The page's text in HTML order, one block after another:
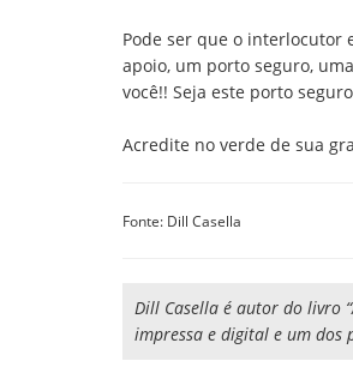
Pode ser que o interlocutor
apoio, um porto seguro,
você!! Seja este porto
Acredite no verde de sua
Fonte: Dill Casella
Dill Casella é autor do livro
impressa e digital e um dos